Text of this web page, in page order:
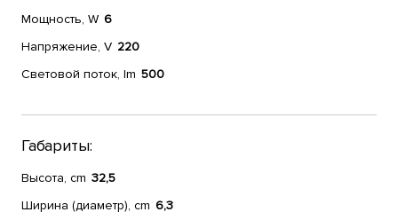
Мощность, W 6
Напряжение, V 220
Световой поток, lm 500
Габариты:
Высота, cm 32,5
Ширина (диаметр), cm 6,3